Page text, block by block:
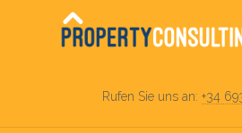
Rufen Sie uns an: +34